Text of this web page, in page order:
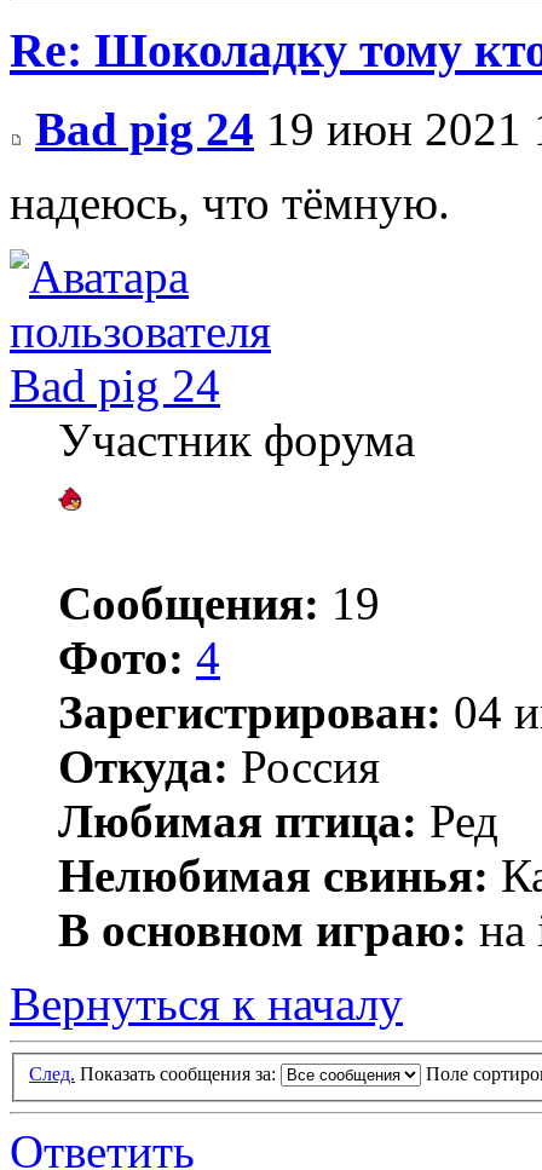
Re: Шоколадку тому
Bad pig 24 19 июн 2021
надеюсь, что тёмную.
Bad pig 24
Участник форума
Сообщения: 19
Фото: 4
Зарегистрирован: 04
Откуда: Россия
Любимая птица: Ред
Нелюбимая свинья:
В основном играю: на
Вернуться к началу
След. Показать сообщения за: Поле
Ответить